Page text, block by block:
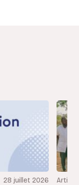
28 juillet 2026 Article